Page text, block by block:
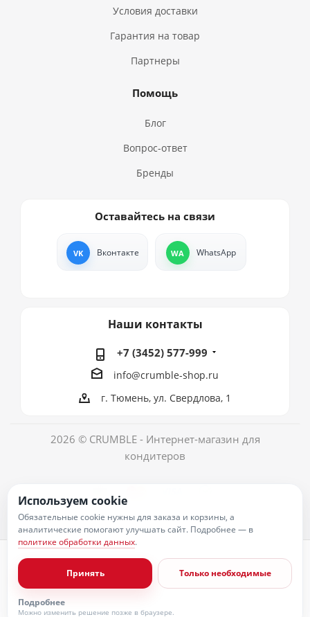
Условия доставки
Гарантия на товар
Партнеры
Помощь
Блог
Вопрос-ответ
Бренды
Оставайтесь на связи
Вконтакте WhatsApp
Наши контакты
+7 (3452) 577-999
info@crumble-shop.ru
г. Тюмень, ул. Свердлова, 1
2026 © CRUMBLE - Интернет-магазин для
кондитеров
Согласие на обработку персональных данных
Публичная оферта
Пользовательское соглашение
Условия оплаты
Условия доставки
Используем cookie
Обязательные cookie нужны для заказа и корзины, а
аналитические помогают улучшать сайт. Подробнее — в
политике обработки данных.
Принять Только необходимые
Подробнее
Можно изменить решение позже в браузере.